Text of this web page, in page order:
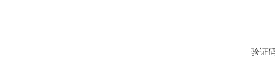
验证